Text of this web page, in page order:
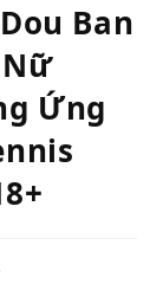
Ban
Nữ
Ứng